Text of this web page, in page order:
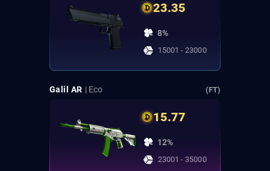
23.35
8%
15001 - 23000
Galil AR | Eco (FT)
15.77
12%
23001 - 35000